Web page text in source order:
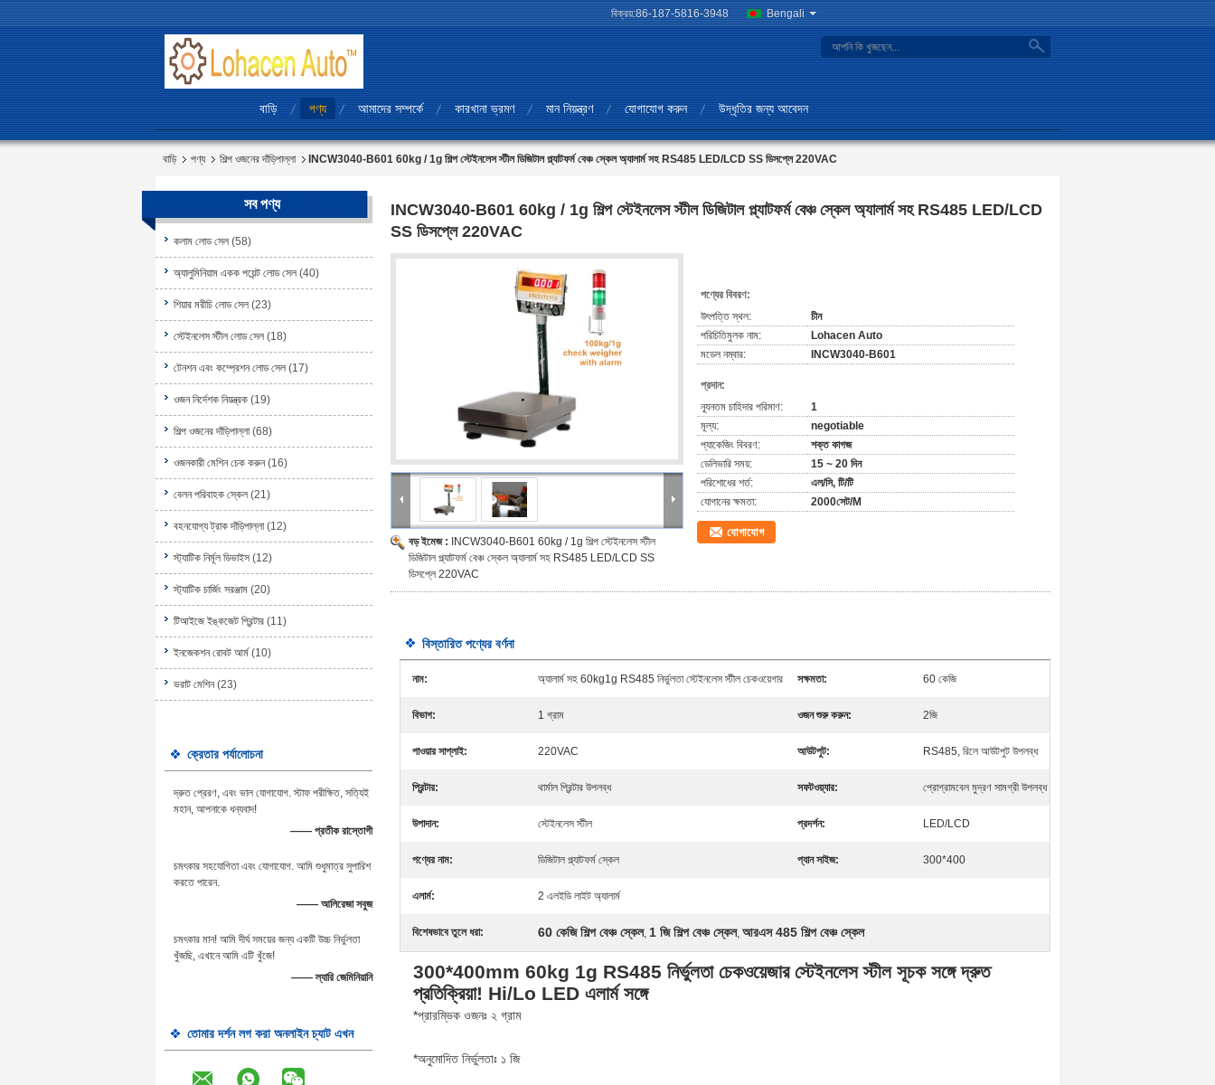
বিক্রয়:86-187-5816-3948 Bengali
search
বাড়ি পণ্য আমাদের সম্পর্কে কারখানা ভ্রমণ মান নিয়ন্ত্রণ যোগাযোগ করুন উদ্ধৃতির জন্য আবেদন
বাড়ি পণ্য শিল্প ওজনের দাঁড়িপাল্লা INCW3040-B601 60kg / 1g শিল্প স্টেইনলেস স্টীল ডিজিটাল প্ল্যাটফর্ম বেঞ্চ স্কেল অ্যালার্ম সহ RS485 LED/LCD SS ডিসপ্লে 220VAC
সব পণ্য
কলাম লোড সেল (58)
অ্যালুমিনিয়াম একক পয়েন্ট লোড সেল (40)
শিয়ার মরীচি লোড সেল (23)
স্টেইনলেস স্টীল লোড সেল (18)
টেনশন এবং কম্প্রেশন লোড সেল (17)
ওজন নির্দেশক নিয়ন্ত্রক (19)
শিল্প ওজনের দাঁড়িপাল্লা (68)
ওজনকারী মেশিন চেক করুন (16)
বেলন পরিবাহক স্কেল (21)
বহনযোগ্য ট্রাক দাঁড়িপাল্লা (12)
স্ট্যাটিক নির্মূল ডিভাইস (12)
স্ট্যাটিক চার্জিং সরঞ্জাম (20)
টিআইজে ইঙ্কজেট প্রিন্টার (11)
ইনজেকশন রোবট আর্ম (10)
ভরাট মেশিন (23)
ক্রেতার পর্যালোচনা
দ্রুত প্রেরণ, এবং ভাল যোগাযোগ. স্টাফ পরীক্ষিত, সত্যিই
মহান, আপনাকে ধন্যবাদ!
—— প্রতীক রাস্তোগী
চমৎকার সহযোগিতা এবং যোগাযোগ. আমি শুধুমাত্র সুপারিশ
করতে পারেন.
—— আলিরেজা সবুজ
চমৎকার মান! আমি দীর্ঘ সময়ের জন্য একটি উচ্চ নির্ভুলতা
খুঁজছি, এখানে আমি এটি খুঁজে!
—— ল্যারি জেমিনিয়ানি
তোমার দর্শন লগ করা অনলাইন চ্যাট এখন
INCW3040-B601 60kg / 1g শিল্প স্টেইনলেস স্টীল ডিজিটাল প্ল্যাটফর্ম বেঞ্চ স্কেল অ্যালার্ম সহ RS485 LED/LCD
SS ডিসপ্লে 220VAC
বড় ইমেজ :
INCW3040-B601 60kg / 1g শিল্প স্টেইনলেস স্টীল
ডিজিটাল প্ল্যাটফর্ম বেঞ্চ স্কেল অ্যালার্ম সহ RS485 LED/LCD SS
ডিসপ্লে 220VAC
পণ্যের বিবরণ:
উৎপত্তি স্থল:
চীন
পরিচিতিমুলক নাম:
Lohacen Auto
মডেল নম্বার:
INCW3040-B601
প্রদান:
ন্যূনতম চাহিদার পরিমাণ:
1
মূল্য:
negotiable
প্যাকেজিং বিবরণ:
শক্ত কাগজ
ডেলিভারি সময়:
15 ~ 20 দিন
পরিশোধের শর্ত:
এল/সি, টি/টি
যোগানের ক্ষমতা:
2000সেট/M
যোগাযোগ
বিস্তারিত পণ্যের বর্ণনা
নাম: অ্যালার্ম সহ 60kg1g RS485 নির্ভুলতা স্টেইনলেস স্টীল চেকওয়েগার সক্ষমতা: 60 কেজি
বিভাগ: 1 গ্রাম ওজন শুরু করুন: 2জি
পাওয়ার সাপ্লাই: 220VAC আউটপুট: RS485, রিলে আউটপুট উপলব্ধ
প্রিন্টার: থার্মাল প্রিন্টার উপলব্ধ সফটওয়্যার: প্রোগ্রামবেল মুদ্রণ সামগ্রী উপলব্ধ
উপাদান: স্টেইনলেস স্টীল প্রদর্শন: LED/LCD
পণ্যের নাম: ডিজিটাল প্ল্যাটফর্ম স্কেল প্যান সাইজ: 300*400
এলার্ম: 2 এলইডি লাইট অ্যালার্ম
বিশেষভাবে তুলে ধরা: 60 কেজি শিল্প বেঞ্চ স্কেল, 1 জি শিল্প বেঞ্চ স্কেল, আরএস 485 শিল্প বেঞ্চ স্কেল
300*400mm 60kg 1g RS485 নির্ভুলতা চেকওয়েজার স্টেইনলেস স্টীল সূচক সঙ্গে দ্রুত
প্রতিক্রিয়া! Hi/Lo LED এলার্ম সঙ্গে
*প্রারম্ভিক ওজনঃ ২ গ্রাম
*অনুমোদিত নির্ভুলতাঃ ১ জি